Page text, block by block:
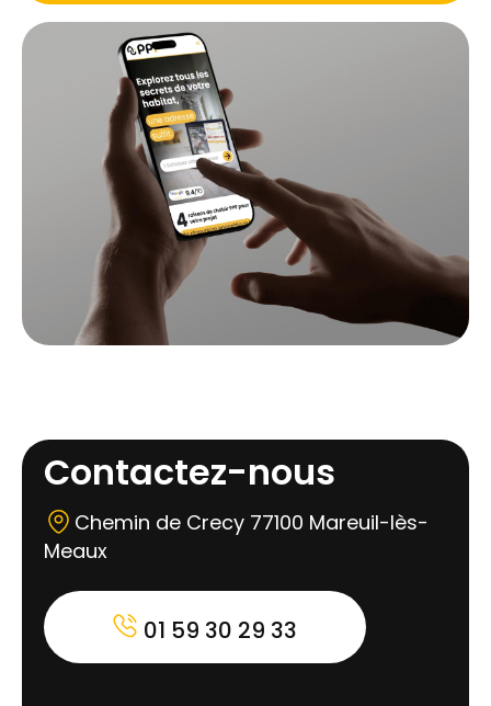
Contactez-nous
Chemin de Crecy 77100 Mareuil-lès-
Meaux
01 59 30 29 33